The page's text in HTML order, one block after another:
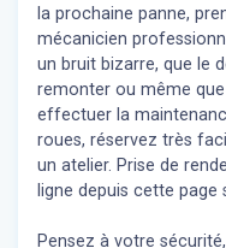
la prochaine panne,
mécanicien
un bruit bizarre, que le
remonter ou même
effectuer la
roues, réservez très
un atelier. Prise de
ligne depuis cette page
Pensez à votre